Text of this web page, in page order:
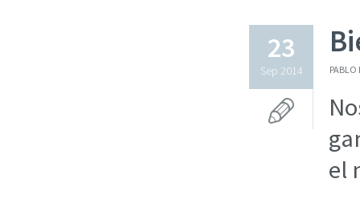
23
Sep 2014 PABLO
el